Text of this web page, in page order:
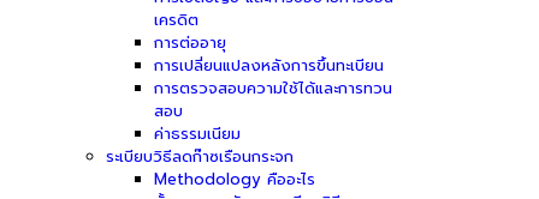
เครดิต
การต่ออายุ
การเปลี่ยนแปลงหลังการขึ้นทะเบียน
การตรวจสอบความใช้ได้และการทวน
สอบ
ค่าธรรมเนียม
ระเบียบวิธีลดก๊าซเรือนกระจก
Methodology คืออะไร